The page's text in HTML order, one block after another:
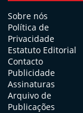
Sobre nós
Política de
Privacidade
Estatuto Editorial
Contacto
Publicidade
Assinaturas
Arquivo de
Publicações